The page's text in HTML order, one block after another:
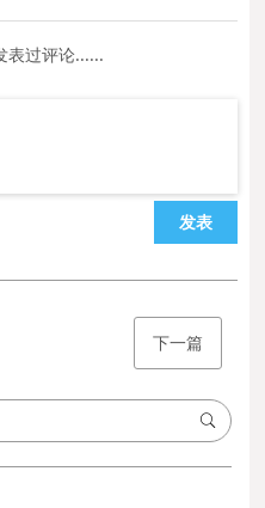
表过评论......
发表
下一篇